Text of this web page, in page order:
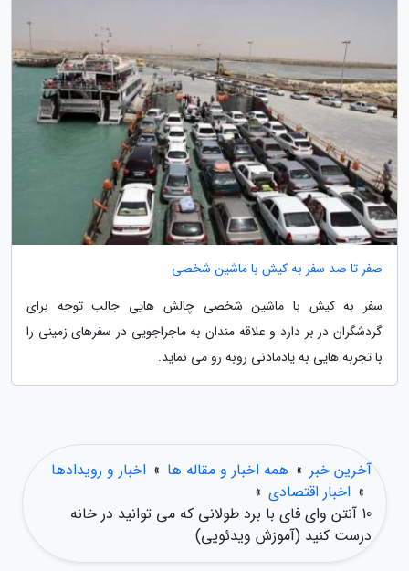
صفر تا صد سفر به کیش با ماشین شخصی
سفر به کیش با ماشین شخصی چالش هایی جالب توجه برای
گردشگران در بر دارد و علاقه مندان به ماجراجویی در سفرهای زمینی را
با تجربه هایی به یادمادنی روبه رو می نماید.
آخرین خبر » همه اخبار و مقاله ها » اخبار و رویدادها
» اخبار اقتصادی »
10 آنتن وای فای با برد طولانی که می توانید در خانه
درست کنید (آموزش ویدئویی)